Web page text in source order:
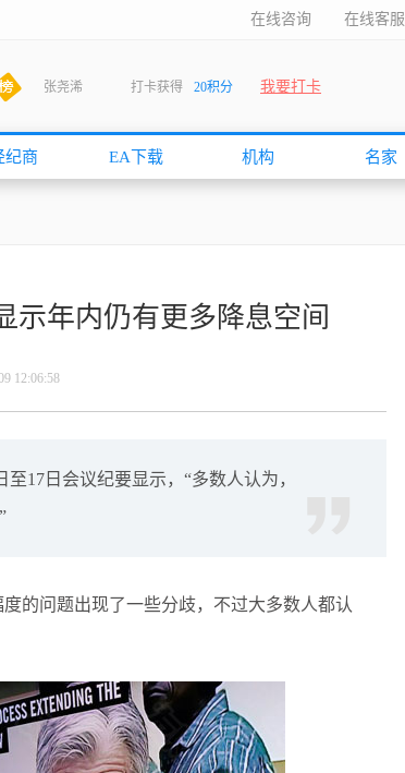
在线咨询 在线客服
张尧浠 打卡获得 20积分
打卡获得
何小冰 打卡获得 10积分
张尧浠
张尧浠 打卡获得 10积分
袁友江 打卡获得 20积分
张尧浠 打卡获得 10积分
何小冰 打卡获得 10积分
我要打卡
纪商 EA下载 机构 名家
示年内仍有更多降息空间
12:06:58
17日会议纪要显示，“多数人认为，
的问题出现了一些分歧，不过大多数人都认